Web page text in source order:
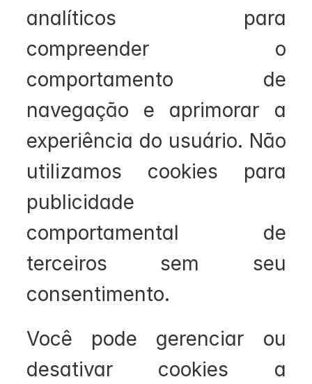
analíticos para
compreender o
comportamento de
navegação e aprimorar a
experiência do usuário. Não
utilizamos cookies para
publicidade
comportamental de
terceiros sem seu
consentimento.
Você pode gerenciar ou
desativar cookies a